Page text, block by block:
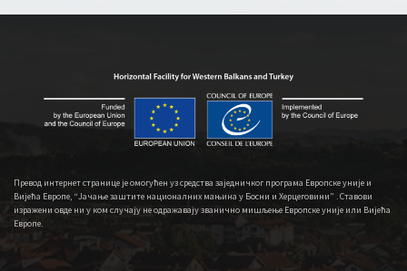
Превод интернет странице је омогућен уз средства заједничког програма Европске уније и
Вијећа Европе, “Јачање заштите националних мањина у Босни и Херцеговини” . Ставови
изражени овде ни у ком случају не одражавају званично мишљење Европске уније или Вијећа
Европе.